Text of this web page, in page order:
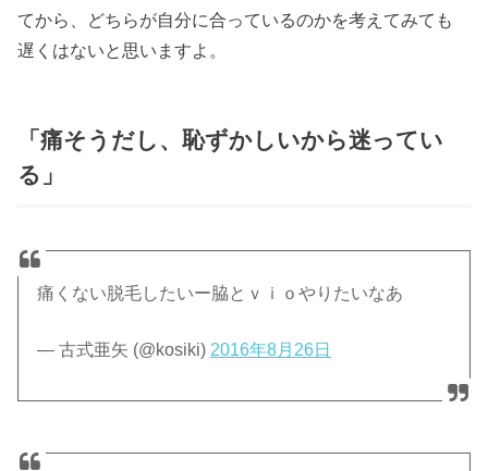
てから、どちらが自分に合っているのかを考えてみても
遅くはないと思いますよ。
「痛そうだし、恥ずかしいから迷ってい
る」
痛くない脱毛したいー脇とｖｉｏやりたいなあ
— 古式亜矢 (@kosiki) 2016年8月26日